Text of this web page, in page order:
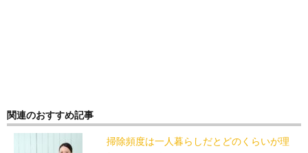
関連のおすすめ記事
掃除頻度は一人暮らしだとどのくらいが理